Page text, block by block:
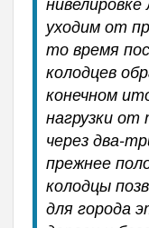
уходим от
то время
колодцев
конечном
нагрузки от
через два-
прежнее
колодцы
для города